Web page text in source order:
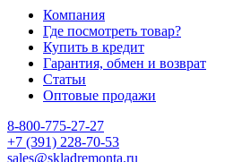
Компания
Где посмотреть товар?
Купить в кредит
Гарантия, обмен и возврат
Статьи
Оптовые продажи
8-800-775-27-27
+7 (391) 228-70-53
sales@skladremonta.ru